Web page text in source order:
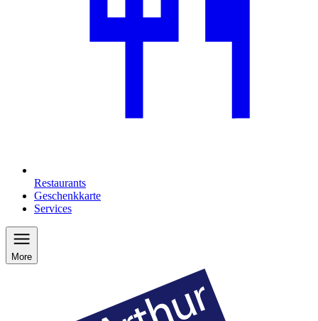
Restaurants
Geschenkkarte
Services
More